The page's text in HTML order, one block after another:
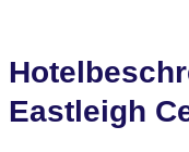
Eastleigh